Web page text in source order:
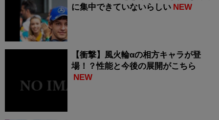
に集中できていないらしい NEW
【衝撃】風火輪αの相方キャラが登
場！？性能と今後の展開がこちら
NEW